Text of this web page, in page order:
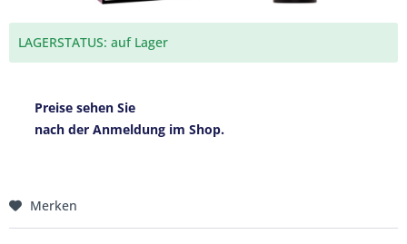
LAGERSTATUS: auf Lager
Preise sehen Sie
nach der Anmeldung im Shop.
Merken